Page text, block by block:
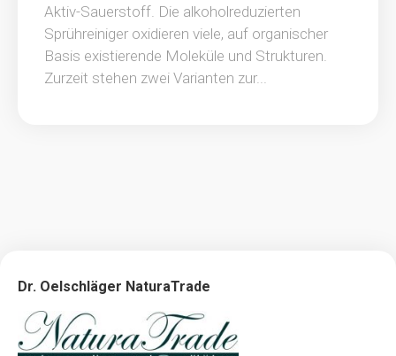
Aktiv-Sauerstoff. Die alkoholreduzierten
Sprühreiniger oxidieren viele, auf organischer
Basis existierende Moleküle und Strukturen.
Zurzeit stehen zwei Varianten zur...
Dr. Oelschläger NaturaTrade